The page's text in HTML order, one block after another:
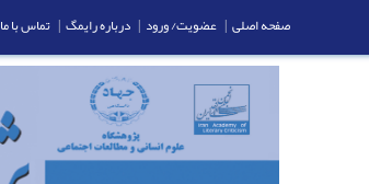
صفحه اصلی | عضویت/ ورود | درباره رایمگ | تماس با ما